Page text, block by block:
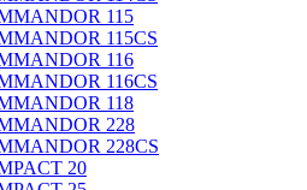
115
115CS
116
116CS
118
228
228CS
20